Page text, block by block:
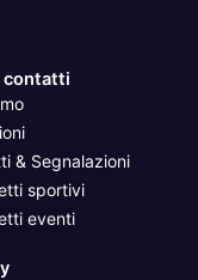
contatti
& Segnalazioni
sportivi
eventi